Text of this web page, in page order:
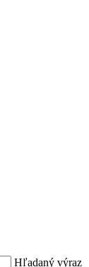
Hľadaný výraz